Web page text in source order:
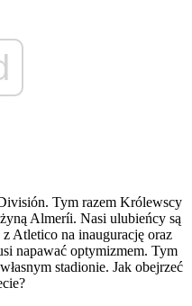
Tym razem Królewscy
Almeríi. Nasi ulubieńcy są
Atletico na inaugurację oraz
napawać optymizmem. Tym
stadionie. Jak obejrzeć